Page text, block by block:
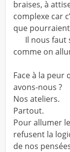
braises, à
complexe car
que
Il nous faut
comme on
Face à la peur
avons-nous ?
Nos ateliers.
Partout.
Pour allumer
refusent la
de nos